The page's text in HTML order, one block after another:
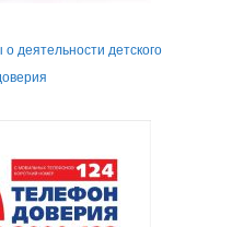
деятельности детского